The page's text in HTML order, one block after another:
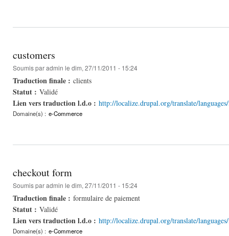
customers
Soumis paradmin le dim, 27/11/2011 - 15:24
Traduction finale : clients
Statut : Validé
Lien vers traduction l.d.o : http://localize.drupal.org/translate/
Domaine(s) : e-Commerce
checkout form
Soumis paradmin le dim, 27/11/2011 - 15:24
Traduction finale : formulaire de paiement
Statut : Validé
Lien vers traduction l.d.o : http://localize.drupal.org/translate/
Domaine(s) : e-Commerce